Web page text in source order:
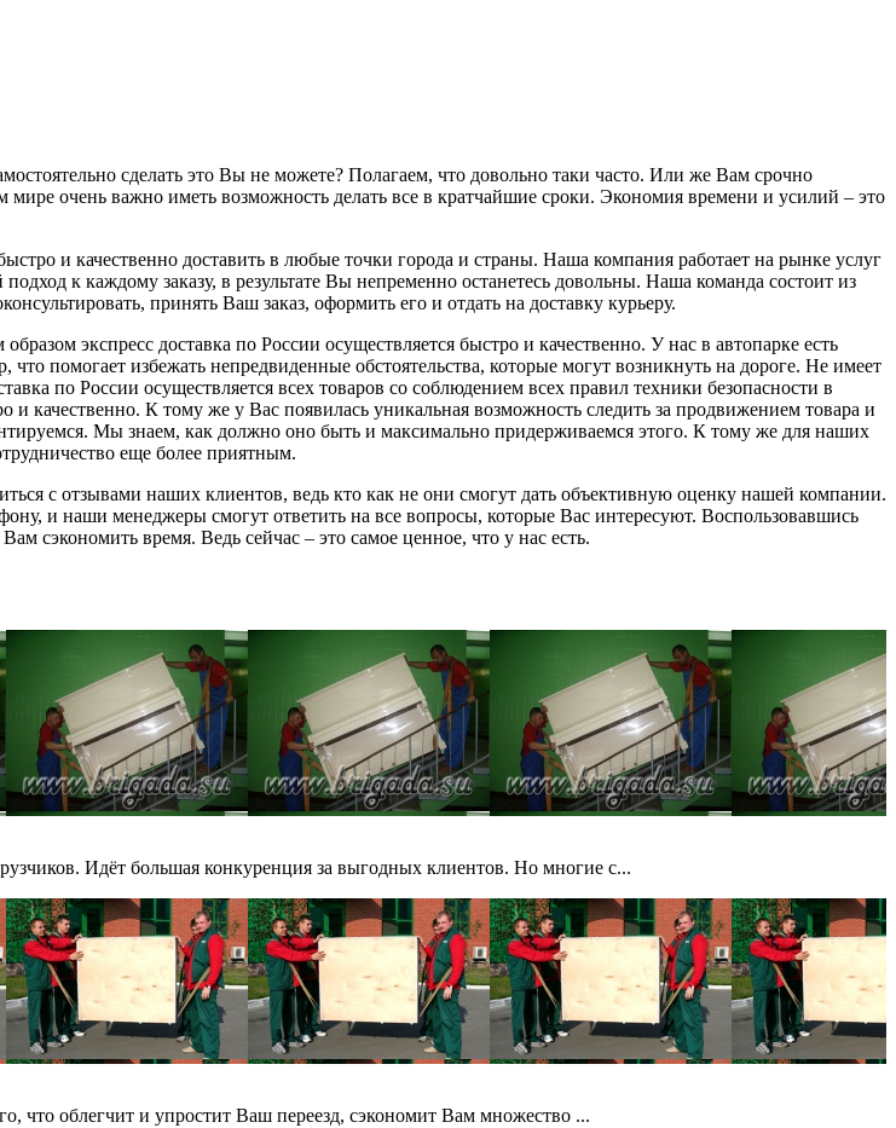
сделать это Вы не можете? Полагаем, что довольно таки часто. Или же Вам срочно
очень важно иметь возможность делать все в кратчайшие сроки. Экономия времени и усилий – это
и качественно доставить в любые точки города и страны. Наша компания работает на рынке услуг
к каждому заказу, в результате Вы непременно останетесь довольны. Наша команда состоит из
принять Ваш заказ, оформить его и отдать на доставку курьеру.
экспресс доставка по России осуществляется быстро и качественно. У нас в автопарке есть
помогает избежать непредвиденные обстоятельства, которые могут возникнуть на дороге. Не имеет
по России осуществляется всех товаров со соблюдением всех правил техники безопасности в
качественно. К тому же у Вас появилась уникальная возможность следить за продвижением товара и
Мы знаем, как должно оно быть и максимально придерживаемся этого. К тому же для наших
еще более приятным.
с отзывами наших клиентов, ведь кто как не они смогут дать объективную оценку нашей компании.
и наши менеджеры смогут ответить на все вопросы, которые Вас интересуют. Воспользовавшись
сэкономить время. Ведь сейчас – это самое ценное, что у нас есть.
Идёт большая конкуренция за выгодных клиентов. Но многие с...
что облегчит и упростит Ваш переезд, сэкономит Вам множество ...